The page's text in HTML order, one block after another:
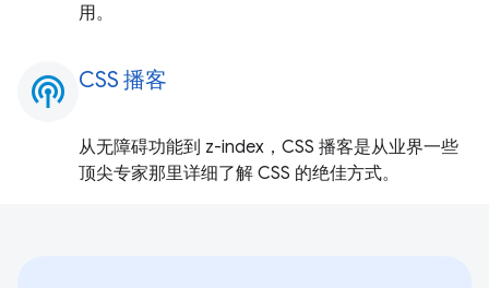
用。
podcasts CSS 播客
从无障碍功能到 z-index，CSS 播客是从业界一些
顶尖专家那里详细了解 CSS 的绝佳方式。